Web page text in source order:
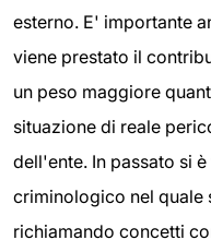
esterno. E' importante
viene prestato il
un peso maggiore
situazione di reale
dell'ente. In passato si
criminologico nel quale
richiamando concetti